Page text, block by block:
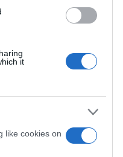
it
like cookies on